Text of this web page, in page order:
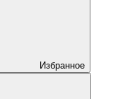
Избранное